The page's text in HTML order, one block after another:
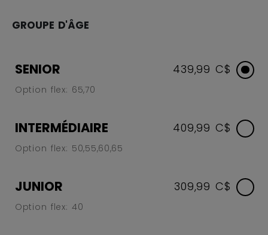
GROUPE D'ÂGE
SENIOR
Option flex: 65,70
439,99 C$
INTERMÉDIAIRE
Option flex: 50,55,60,65
409,99 C$
JUNIOR
Option flex: 40
309,99 C$